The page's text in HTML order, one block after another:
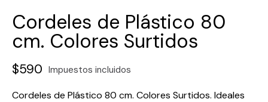
Cordeles de Plástico 80
cm. Colores Surtidos
$590 Impuestos incluidos
Cordeles de Plástico 80 cm. Colores Surtidos. Ideales